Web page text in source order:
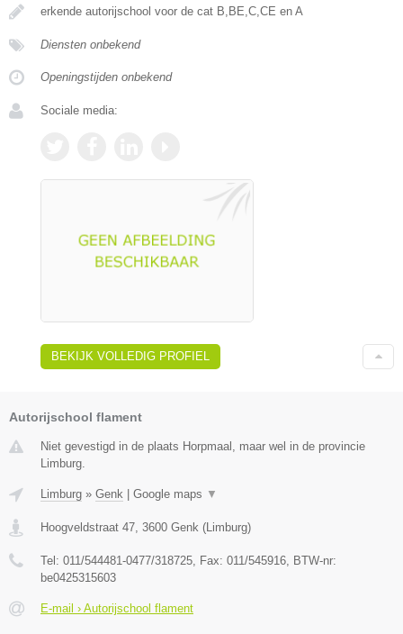
erkende autorijschool voor de cat B,BE,C,CE en A
Diensten onbekend
Openingstijden onbekend
Sociale media:
BEKIJK VOLLEDIG PROFIEL
Autorijschool flament
Niet gevestigd in de plaats Horpmaal, maar wel in de provincie
Limburg.
Limburg » Genk Google maps ▼
Hoogveldstraat 47, 3600 Genk (Limburg)
Tel: 011/544481-0477/318725, Fax: 011/545916, BTW-nr:
be0425315603
E-mail › Autorijschool flament